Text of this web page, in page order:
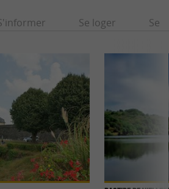
Se loger Se